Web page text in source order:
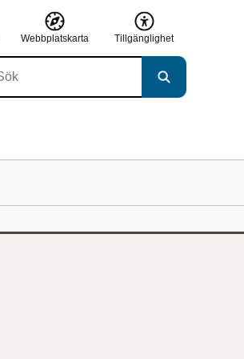
Webbplatskarta Tillgänglighet